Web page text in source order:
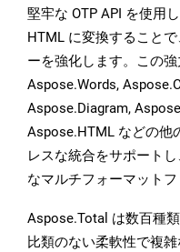
堅牢な OTP API を使用
HTML に変換すること
ーを強化します。この強
Aspose.Words,
Aspose.Diagram,
Aspose.HTML などの他
レスな統合をサポート
なマルチフォーマットフ
Aspose.Total は数百種
比類のない柔軟性で複